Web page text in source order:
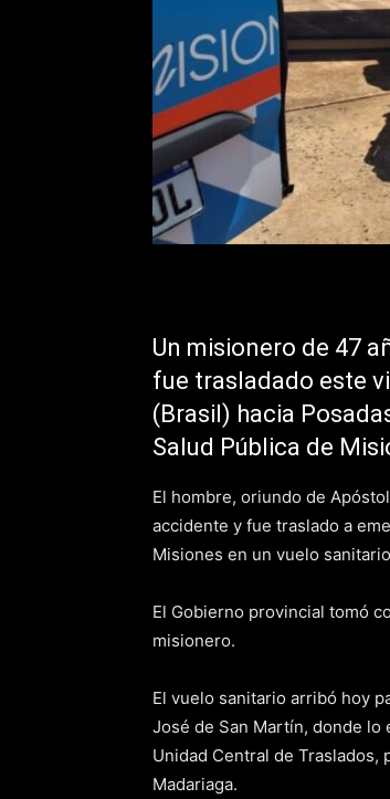
Un misionero de 47
fue trasladado este
(Brasil) hacia
Salud Pública de
El hombre, oriundo de
accidente y fue traslado a
Misiones en un vuelo
El Gobierno provincial tomó
misionero.
El vuelo sanitario arribó hoy
José de San Martín, donde lo
Unidad Central de Traslados,
Madariaga.